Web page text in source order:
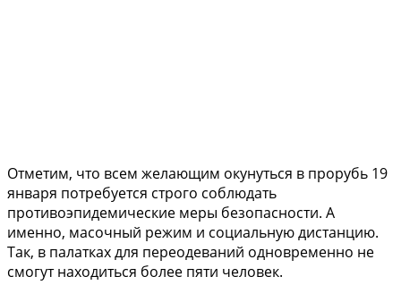
Отметим, что всем желающим окунуться в прорубь 19
января потребуется строго соблюдать
противоэпидемические меры безопасности. А
именно, масочный режим и социальную дистанцию.
Так, в палатках для переодеваний одновременно не
смогут находиться более пяти человек.